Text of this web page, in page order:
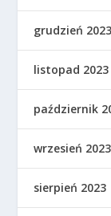
grudzień 2023
listopad 2023
październik
wrzesień 2023
sierpień 2023